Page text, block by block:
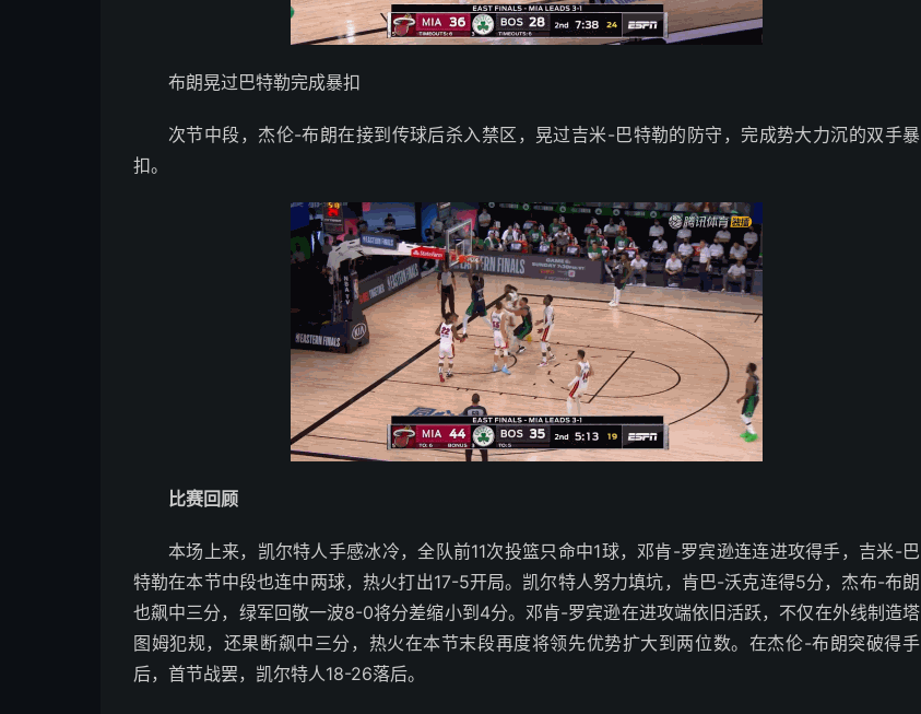
布朗晃过巴特勒完成暴扣
次节中段，杰伦-布朗在接到传球后杀入禁区，晃过吉米-巴特勒的防守，完成势大力沉的双手暴
扣。
比赛回顾
本场上来，凯尔特人手感冰冷，全队前11次投篮只命中1球，邓肯-罗宾逊连连进攻得手，吉米-巴
特勒在本节中段也连中两球，热火打出17-5开局。凯尔特人努力填坑，肯巴-沃克连得5分，杰布-布朗
也飙中三分，绿军回敬一波8-0将分差缩小到4分。邓肯-罗宾逊在进攻端依旧活跃，不仅在外线制造塔
图姆犯规，还果断飙中三分，热火在本节末段再度将领先优势扩大到两位数。在杰伦-布朗突破得手
后，首节战罢，凯尔特人18-26落后。